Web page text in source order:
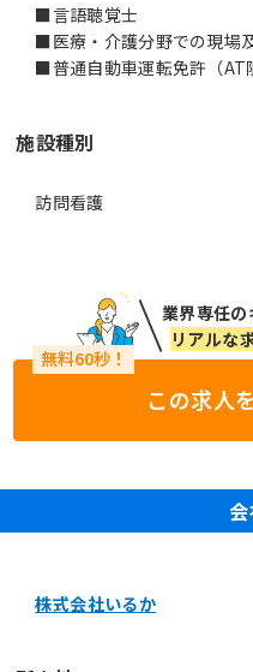
■言語聴覚士
■医療・介護分野での現場
■普通自動車運転免許（AT
施設種別
訪問看護
業界専任
リアルな
この求人
株式会社いるか